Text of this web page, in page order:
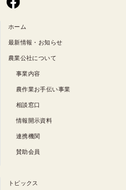
ホーム
最新情報・お知らせ
農業公社について
事業内容
農作業お手伝い事業
相談窓口
情報開示資料
連携機関
賛助会員
トピックス